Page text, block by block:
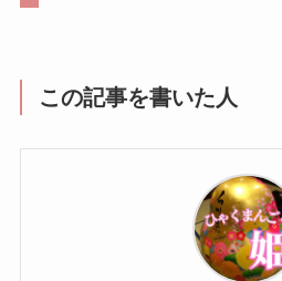
この記事を書いた人